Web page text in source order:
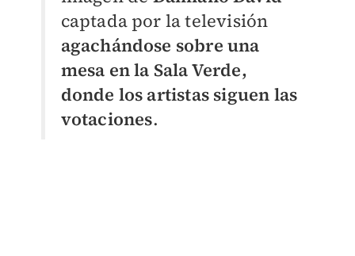
captada por la televisión
agachándose sobre una
mesa en la Sala Verde,
donde los artistas siguen las
votaciones.